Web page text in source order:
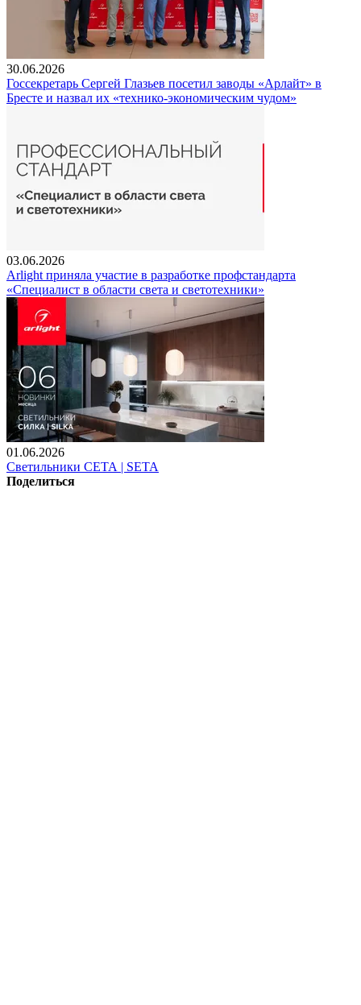
30.06.2026
Госсекретарь Сергей Глазьев посетил заводы «Арлайт» в
Бресте и назвал их «технико-экономическим чудом»
03.06.2026
Arlight приняла участие в разработке профстандарта
«Специалист в области света и светотехники»
01.06.2026
Светильники СЕТА | SETA
Поделиться